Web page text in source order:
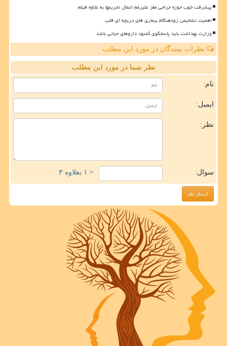
پیشرفت خوب حوزه جراحی مغز علیرغم اعمال تحریمها به علاوه فیلم
اهمیت تشخیص زودهنگام بیماری های دریچه ای قلب
وزارت بهداشت باید پاسخگوی کمبود داروهای حیاتی باشد
نظرات بینندگان در مورد این مطلب
نظر شما در مورد این مطلب
نام:
ایمیل:
نظر:
سوال: = ۱ بعلاوه ۳